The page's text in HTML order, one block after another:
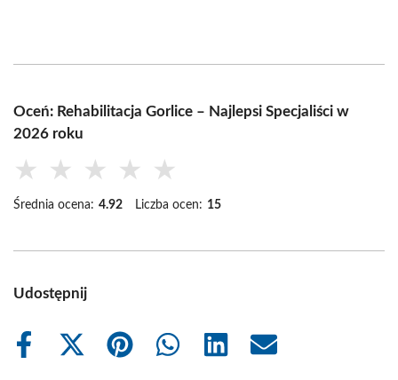
Oceń: Rehabilitacja Gorlice – Najlepsi Specjaliści w
2026 roku
★ ★ ★ ★ ★
Średnia ocena: 4.92 Liczba ocen: 15
Udostępnij
Share
Share
Share
Share
Share
Share